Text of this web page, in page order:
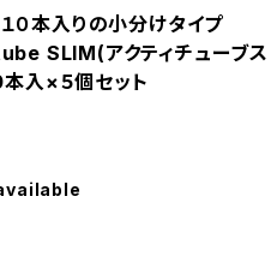
０本入りの小分けタイプ
SLIM(アクティチューブス
入×５個セット